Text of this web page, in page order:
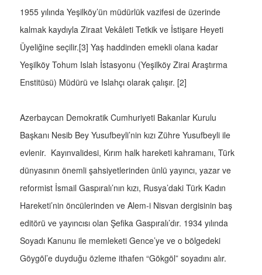
1955 yılında Yeşilköy’ün müdürlük vazifesi de üzerinde
kalmak kaydıyla Ziraat Vekâleti Tetkik ve İstişare Heyeti
Üyeliğine seçilir.[3] Yaş haddinden emekli olana kadar
Yeşilköy Tohum Islah İstasyonu (Yeşilköy Zirai Araştırma
Enstitüsü) Müdürü ve Islahçı olarak çalışır. [2]
Azerbaycan Demokratik Cumhuriyeti Bakanlar Kurulu
Başkanı Nesib Bey Yusufbeyli’nin kızı Zühre Yusufbeyli ile
evlenir. Kayınvalidesi, Kırım halk hareketi kahramanı, Türk
dünyasının önemli şahsiyetlerinden ünlü yayıncı, yazar ve
reformist İsmail Gaspıralı’nın kızı, Rusya’daki Türk Kadın
Hareketi’nin öncülerinden ve Alem-i Nisvan dergisinin baş
editörü ve yayıncısı olan Şefika Gaspıralı’dır. 1934 yılında
Soyadı Kanunu ile memleketi Gence’ye ve o bölgedeki
Göygöl’e duyduğu özleme ithafen “Gökgöl” soyadını alır.